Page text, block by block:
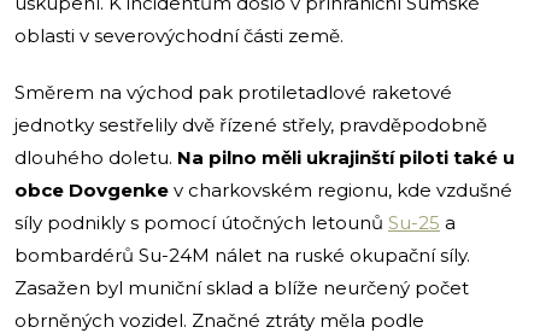
oblasti v severovýchodní části země.
Směrem na východ pak protiletadlové raketové
jednotky sestřelily dvě řízené střely, pravděpodobně
dlouhého doletu. Na pilno měli ukrajinští piloti také u
obce Dovgenke v charkovském regionu, kde vzdušné
síly podnikly s pomocí útočných letounů Su-25 a
bombardérů Su-24M nálet na ruské okupační síly.
Zasažen byl muniční sklad a blíže neurčený počet
obrněných vozidel. Značné ztráty měla podle